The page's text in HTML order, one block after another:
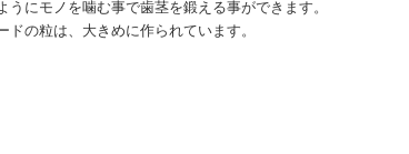
にモノを噛む事で歯茎を鍛える事ができます。
の粒は、大きめに作られています。